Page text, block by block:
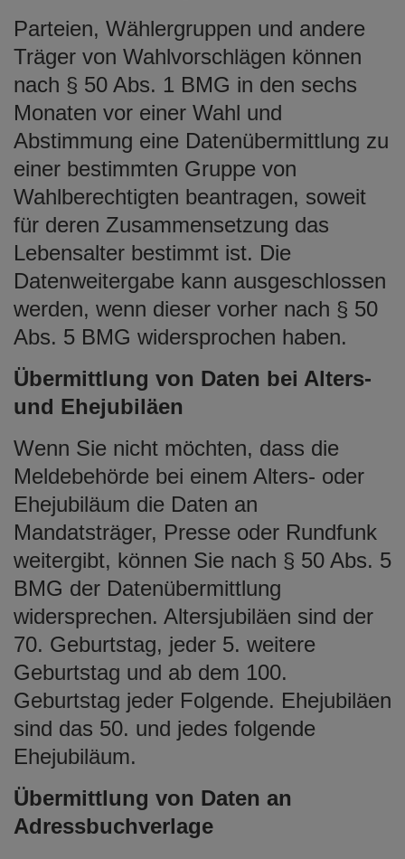
Parteien, Wählergruppen und andere
Träger von Wahlvorschlägen können
nach § 50 Abs. 1 BMG in den sechs
Monaten vor einer Wahl und
Abstimmung eine Datenübermittlung zu
einer bestimmten Gruppe von
Wahlberechtigten beantragen, soweit
für deren Zusammensetzung das
Lebensalter bestimmt ist. Die
Datenweitergabe kann ausgeschlossen
werden, wenn dieser vorher nach § 50
Abs. 5 BMG widersprochen haben.
Übermittlung von Daten bei Alters-
und Ehejubiläen
Wenn Sie nicht möchten, dass die
Meldebehörde bei einem Alters- oder
Ehejubiläum die Daten an
Mandatsträger, Presse oder Rundfunk
weitergibt, können Sie nach § 50 Abs. 5
BMG der Datenübermittlung
widersprechen. Altersjubiläen sind der
70. Geburtstag, jeder 5. weitere
Geburtstag und ab dem 100.
Geburtstag jeder Folgende. Ehejubiläen
sind das 50. und jedes folgende
Ehejubiläum.
Übermittlung von Daten an
Adressbuchverlage